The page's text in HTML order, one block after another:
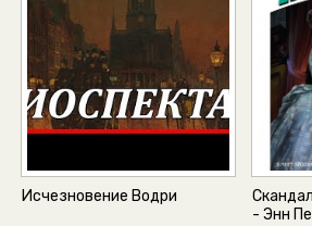
05_048
05_049
05_050
05_051
Исчезновение Водри
- Энн